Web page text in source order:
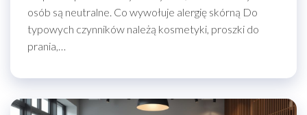
osób są neutralne. Co wywołuje alergię skórną Do
typowych czynników należą kosmetyki, proszki do
prania,…